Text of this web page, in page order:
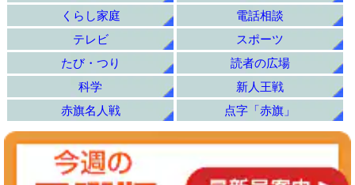
くらし家庭
電話相談
テレビ
スポーツ
たび・つり
読者の広場
科学
新人王戦
赤旗名人戦
点字「赤旗」